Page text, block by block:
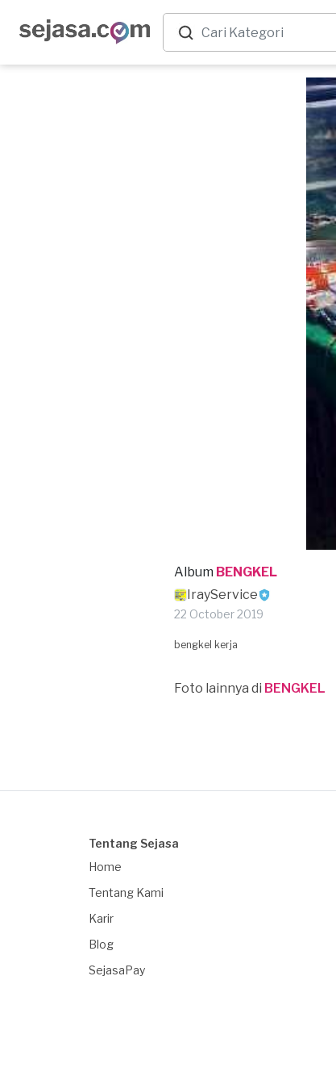
Album BENGKEL
IrayService
22 October 2019
bengkel kerja
Foto lainnya di BENGKEL
Tentang Sejasa
Home
Tentang Kami
Karir
Blog
SejasaPay